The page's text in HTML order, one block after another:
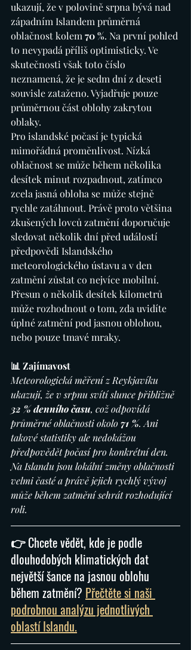
ukazují, že v polovině srpna bývá nad
západním Islandem průměrná
oblačnost kolem 70 %. Na první pohled
to nevypadá příliš optimisticky. Ve
skutečnosti však toto číslo
neznamená, že je sedm dní z deseti
souvisle zataženo. Vyjadřuje pouze
průměrnou část oblohy zakrytou
oblaky.
Pro islandské počasí je typická
mimořádná proměnlivost. Nízká
oblačnost se může během několika
desítek minut rozpadnout, zatímco
zcela jasná obloha se může stejně
rychle zatáhnout. Právě proto většina
zkušených lovců zatmění doporučuje
sledovat několik dní před událostí
předpovědi Islandského
meteorologického ústavu a v den
zatmění zůstat co nejvíce mobilní.
Přesun o několik desítek kilometrů
může rozhodnout o tom, zda uvidíte
úplné zatmění pod jasnou oblohou,
nebo pouze tmavé mraky.
📊 Zajímavost
Meteorologická měření z Reykjavíku
ukazují, že v srpnu svítí slunce přibližně
32 % denního času, což odpovídá
průměrné oblačnosti okolo 71 %. Ani
takové statistiky ale nedokážou
předpovědět počasí pro konkrétní den.
Na Islandu jsou lokální změny oblačnosti
velmi časté a právě jejich rychlý vývoj
může během zatmění sehrát rozhodující
roli.
👉 Chcete vědět, kde je podle
dlouhodobých klimatických dat
největší šance na jasnou oblohu
během zatmění? Přečtěte si naši
podrobnou analýzu jednotlivých
oblastí Islandu.